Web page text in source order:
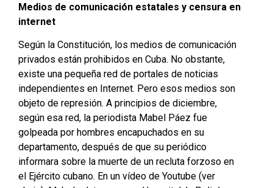
Medios de comunicación estatales y censura en
internet
Según la Constitución, los medios de comunicación
privados están prohibidos en Cuba. No obstante,
existe una pequeña red de portales de noticias
independientes en Internet. Pero esos medios son
objeto de represión. A principios de diciembre,
según esa red, la periodista Mabel Páez fue
golpeada por hombres encapuchados en su
departamento, después de que su periódico
informara sobre la muerte de un recluta forzoso en
el Ejército cubano. En un vídeo de Youtube (ver